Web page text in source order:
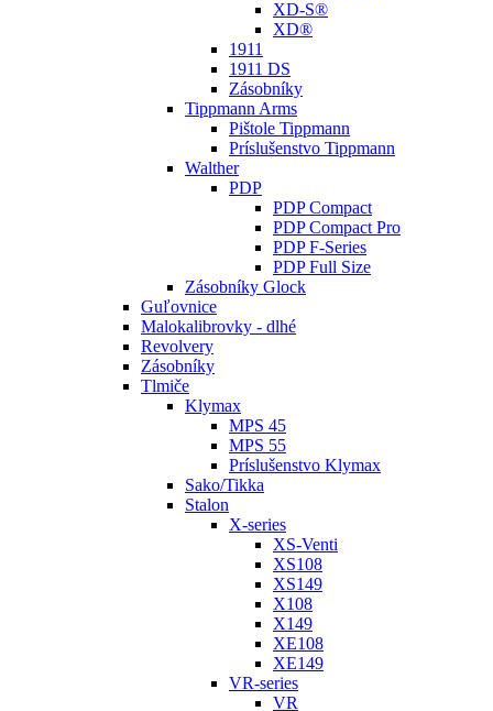
XD-S®
XD®
1911
1911 DS
Zásobníky
Tippmann Arms
Pištole Tippmann
Príslušenstvo Tippmann
Walther
PDP
PDP Compact
PDP Compact Pro
PDP F-Series
PDP Full Size
Zásobníky Glock
Guľovnice
Malokalibrovky - dlhé
Revolvery
Zásobníky
Tlmiče
Klymax
MPS 45
MPS 55
Príslušenstvo Klymax
Sako/Tikka
Stalon
X-series
XS-Venti
XS108
XS149
X108
X149
XE108
XE149
VR-series
VR